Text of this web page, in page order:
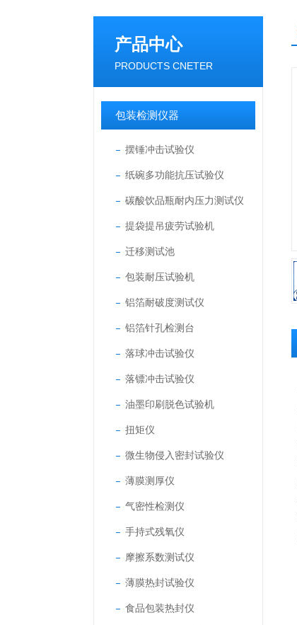
产品中心
PRODUCTS CNETER
包装检测仪器
摆锤冲击试验仪
纸碗多功能抗压试验仪
碳酸饮品瓶耐内压力测试仪
提袋提吊疲劳试验机
迁移测试池
包装耐压试验机
铝箔耐破度测试仪
铝箔针孔检测台
落球冲击试验仪
落镖冲击试验仪
油墨印刷脱色试验机
扭矩仪
微生物侵入密封试验仪
薄膜测厚仪
气密性检测仪
手持式残氧仪
摩擦系数测试仪
薄膜热封试验仪
食品包装热封仪